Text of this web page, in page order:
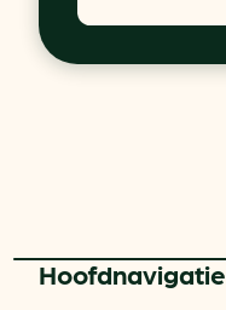
Hoofd­navigatie